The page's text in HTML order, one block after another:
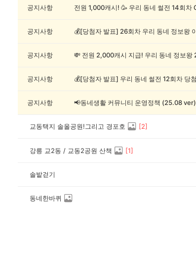
공지사항
공지사항
공지사항
공지사항
공지사항 📢동네생활 커뮤니티 운영정책 (25.08 ver)
교동택지 솔올공원!그리고 경포호 [2]
강릉 교2동 / 교동2공원 산책 [1]
솔밭걷기
동네한바퀴